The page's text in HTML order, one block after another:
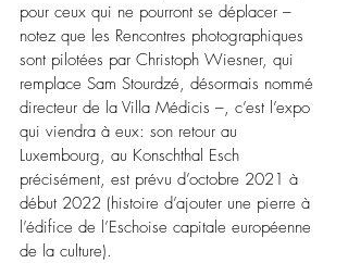
pour ceux qui ne pourront se déplacer –
notez que les Rencontres photographiques
sont pilotées par Christoph Wiesner, qui
remplace Sam Stourdzé, désormais nommé
directeur de la Villa Médicis –, c’est l’expo
qui viendra à eux: son retour au
Luxembourg, au Konschthal Esch
précisément, est prévu d’octobre 2021 à
début 2022 (histoire d’ajouter une pierre à
l’édifice de l’Eschoise capitale européenne
de la culture).